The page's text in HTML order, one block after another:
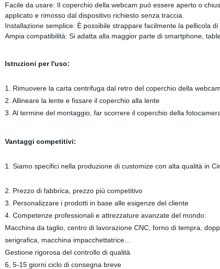
Facile da usare: Il coperchio della webcam può essere aperto o
applicato e rimosso dal dispositivo richiesto senza traccia.
Installazione semplice: È possibile strappare facilmente la pellicola
Ampia compatibilità: Si adatta alla maggior parte di smartphone,
Istruzioni per l'uso:
1. Rimuovere la carta centrifuga dal retro del coperchio della
2. Allineare la lente e fissare il coperchio alla lente
3. Al termine del montaggio, far scorrere il coperchio della
Vantaggi competitivi:
1. Siamo specifici nella produzione di customize con alta qualità in
2. Prezzo di fabbrica, prezzo più competitivo
3. Personalizzare i prodotti in base alle esigenze del cliente
4. Competenze professionali e attrezzature avanzate del mondo:
Macchina da taglio, centro di lavorazione CNC, forno di tempra,
serigrafica, macchina impacchettatrice...
Gestione rigorosa del controllo di qualità
6, 5-15 giorni ciclo di consegna breve